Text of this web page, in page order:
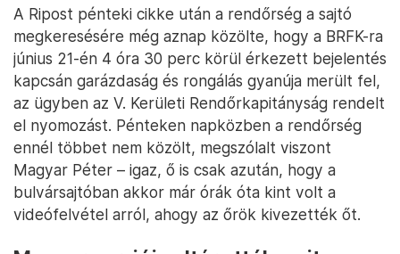
A Ripost pénteki cikke után a rendőrség a sajtó
megkeresésére még aznap közölte, hogy a BRFK-ra
június 21-én 4 óra 30 perc körül érkezett bejelentés
kapcsán garázdaság és rongálás gyanúja merült fel,
az ügyben az V. Kerületi Rendőrkapitányság rendelt
el nyomozást. Pénteken napközben a rendőrség
ennél többet nem közölt, megszólalt viszont
Magyar Péter – igaz, ő is csak azután, hogy a
bulvársajtóban akkor már órák óta kint volt a
videófelvétel arról, ahogy az őrök kivezették őt.